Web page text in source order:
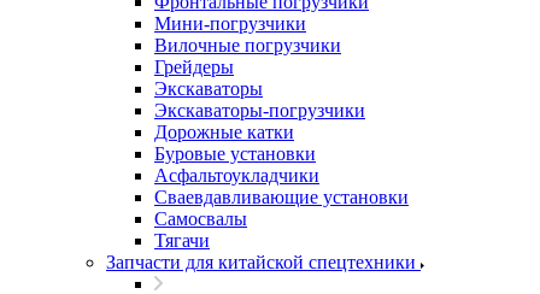
Мини-погрузчики
Вилочные погрузчики
Грейдеры
Экскаваторы
Экскаваторы-погрузчики
Дорожные катки
Буровые установки
Асфальтоукладчики
Сваевдавливающие установки
Самосвалы
Тягачи
Запчасти для китайской спецтехники